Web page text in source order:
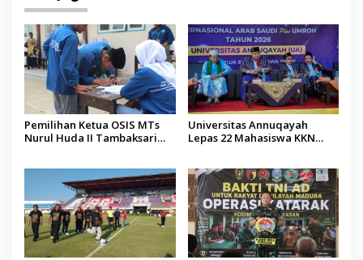
Pemilihan Ketua OSIS MTs
Nurul Huda II Tambaksari
Universitas Annuqayah
Lepas 22 Mahasiswa KKN